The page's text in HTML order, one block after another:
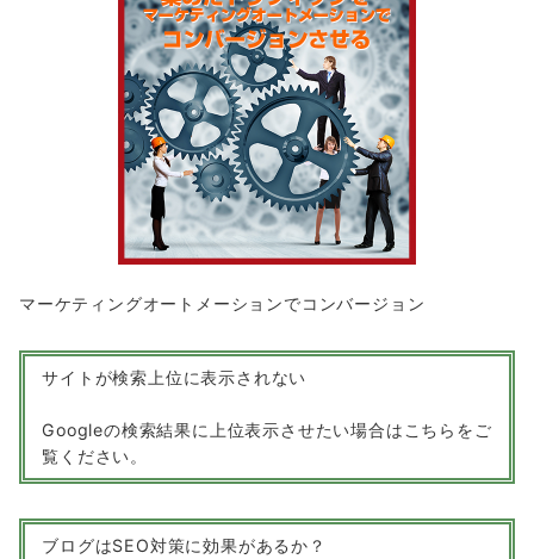
マーケティングオートメーションでコンバージョン
サイトが検索上位に表示されない
Googleの検索結果に上位表示させたい場合はこちらをご
覧ください。
ブログはSEO対策に効果があるか？